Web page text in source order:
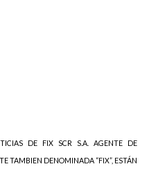
DE FIX SCR S.A. AGENTE DE
TAMBIEN DENOMINADA “FIX”, ESTÁN